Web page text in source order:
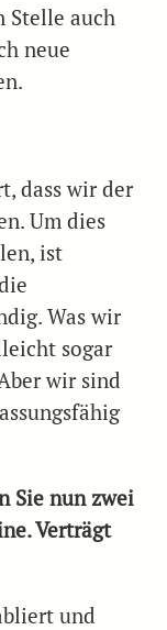
Stelle auch
neue
dass wir der
Um dies
ist
Was wir
sogar
wir sind
Sie nun zwei
Verträgt
und